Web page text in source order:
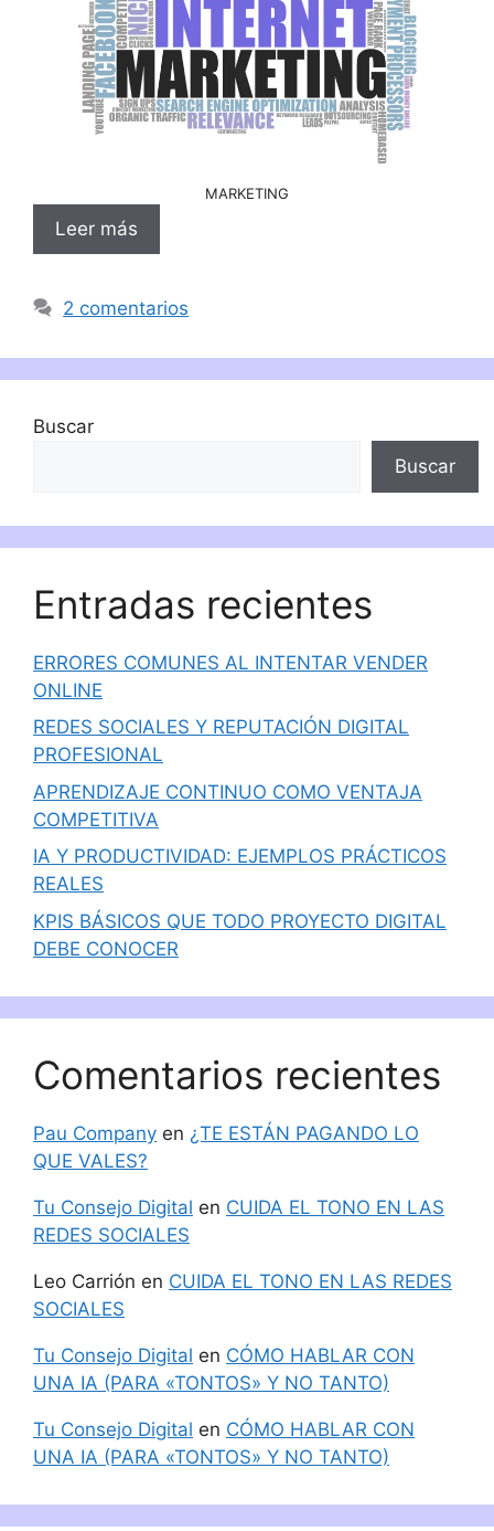
MARKETING
Leer más
2 comentarios
Buscar
Buscar
Entradas recientes
ERRORES COMUNES AL INTENTAR VENDER
ONLINE
REDES SOCIALES Y REPUTACIÓN DIGITAL
PROFESIONAL
APRENDIZAJE CONTINUO COMO VENTAJA
COMPETITIVA
IA Y PRODUCTIVIDAD: EJEMPLOS PRÁCTICOS
REALES
KPIS BÁSICOS QUE TODO PROYECTO DIGITAL
DEBE CONOCER
Comentarios recientes
Pau Company en ¿TE ESTÁN PAGANDO LO
QUE VALES?
Tu Consejo Digital en CUIDA EL TONO EN LAS
REDES SOCIALES
Leo Carrión en CUIDA EL TONO EN LAS REDES
SOCIALES
Tu Consejo Digital en CÓMO HABLAR CON
UNA IA (PARA «TONTOS» Y NO TANTO)
Tu Consejo Digital en CÓMO HABLAR CON
UNA IA (PARA «TONTOS» Y NO TANTO)